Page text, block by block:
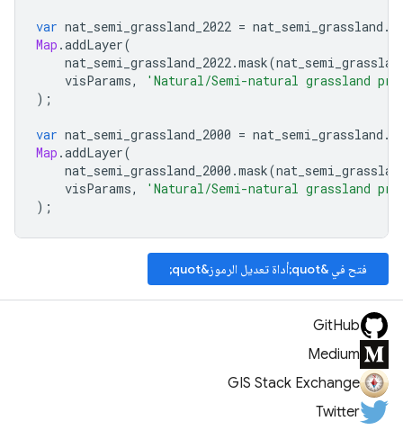
var nat_semi_grassland_2022 = nat_semi_grassland .
Map .addLayer(
nat_semi_grassland_2022.mask(
visParams,
'Natural/Semi-natural grassland
);
var nat_semi_grassland_2000 = nat_semi_grassland .
Map .addLayer(
nat_semi_grassland_2000 .mask(
visParams,
'Natural/Semi-natural grassland
);
فتح في &quot;أداة تعديل الرموز&quot;
GitHub
Medium
GIS Stack Exchange
Twitter